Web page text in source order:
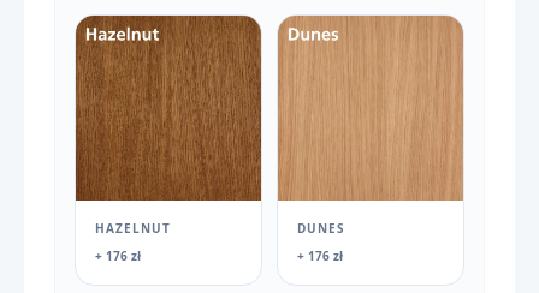
HAZELNUT
+ 176 zł
DUNES
+ 176 zł